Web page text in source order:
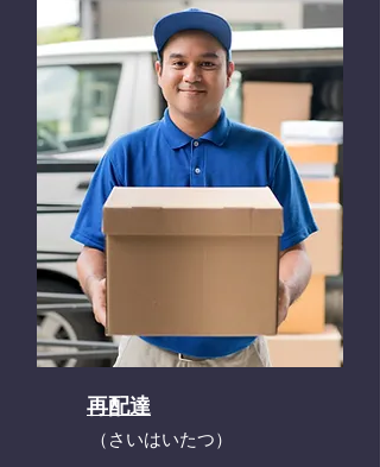
再配達
​（さいはいたつ）